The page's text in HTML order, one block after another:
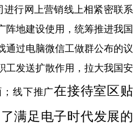
行网上营销线上相紧密联系
阵地建设使用，统筹推进我国
通过电脑微信工做群公布的议
工发送扩散作用，拉大我国安
线下推广在接待室区贴
满足电子时代发展的